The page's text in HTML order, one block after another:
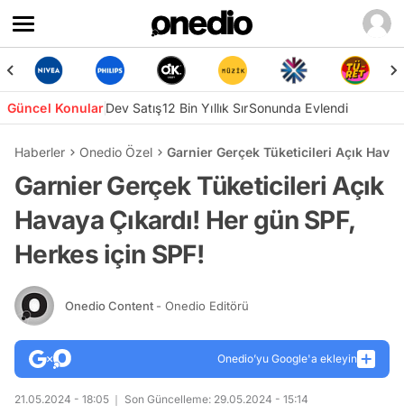
Güncel KonularDev Satış12 Bin Yıllık SırSonunda Evlendi
Haberler Onedio Özel Garnier Gerçek Tüketicileri Açık
Garnier Gerçek Tüketicileri Açık
Havaya Çıkardı! Her gün SPF,
Herkes için SPF!
Onedio Content - Onedio Editörü
Onedio’yu Google'a ekleyin
21.05.2024 - 18:05 Son Güncelleme: 29.05.2024 - 15:14